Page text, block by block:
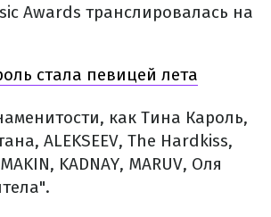
Awards транслировалась на
стала певицей лета
как Тина Кароль,
ALEKSEEV, The Hardkiss,
KADNAY, MARUV, Оля